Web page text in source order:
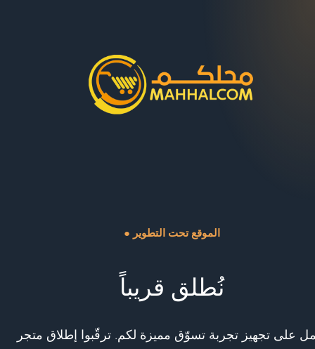
● الموقع تحت التطوير
نُطلق قريباً
على تجهيز تجربة تسوّق مميزة لكم. ترقّبوا إطلاق متجر